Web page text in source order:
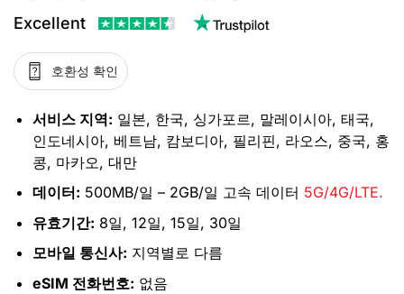
Excellent
호환성 확인
서비스 지역: 일본, 한국, 싱가포르, 말레이시아, 태국,
인도네시아, 베트남, 캄보디아, 필리핀, 라오스, 중국, 홍
콩, 마카오, 대만
데이터: 500MB/일 – 2GB/일 고속 데이터 5G/4G/LTE.
유효기간: 8일, 12일, 15일, 30일
모바일 통신사: 지역별로 다름
eSIM 전화번호: 없음